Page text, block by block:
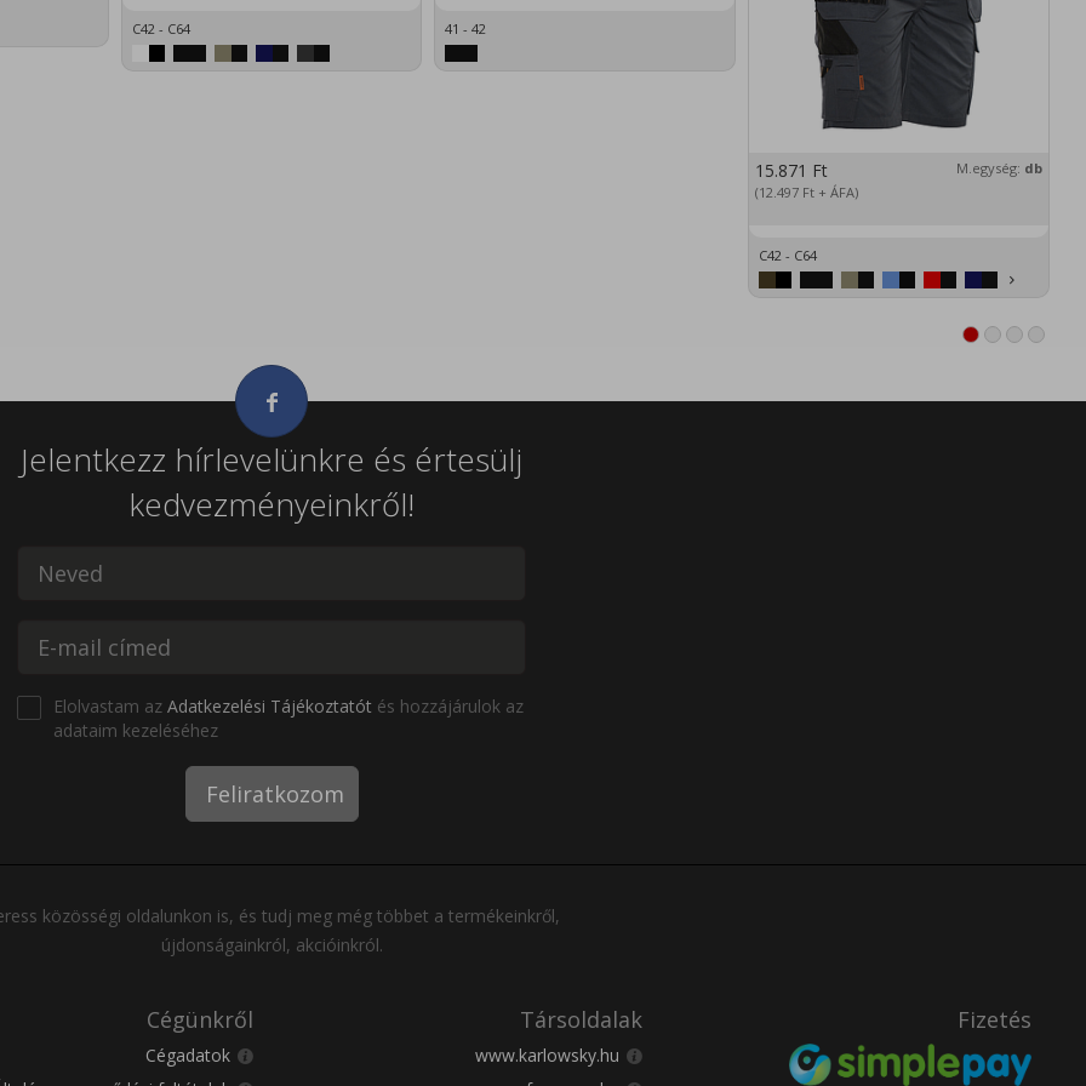
C42 - C64 41 - 42
15.871 Ft
(12.497 Ft + ÁFA)
M.egység: db
C42 - C64
Jelentkezz hírlevelünkre és értesülj
kedvezményeinkről!
Elolvastam az Adatkezelési Tájékoztatót és hozzájárulok az
adataim kezeléséhez
Feliratkozom
közösségi oldalunkon is, és tudj meg még többet a termékeinkről,
újdonságainkról, akcióinkról.
Cégünkről
Cégadatok
Társoldalak
www.karlowsky.hu
Fizetés